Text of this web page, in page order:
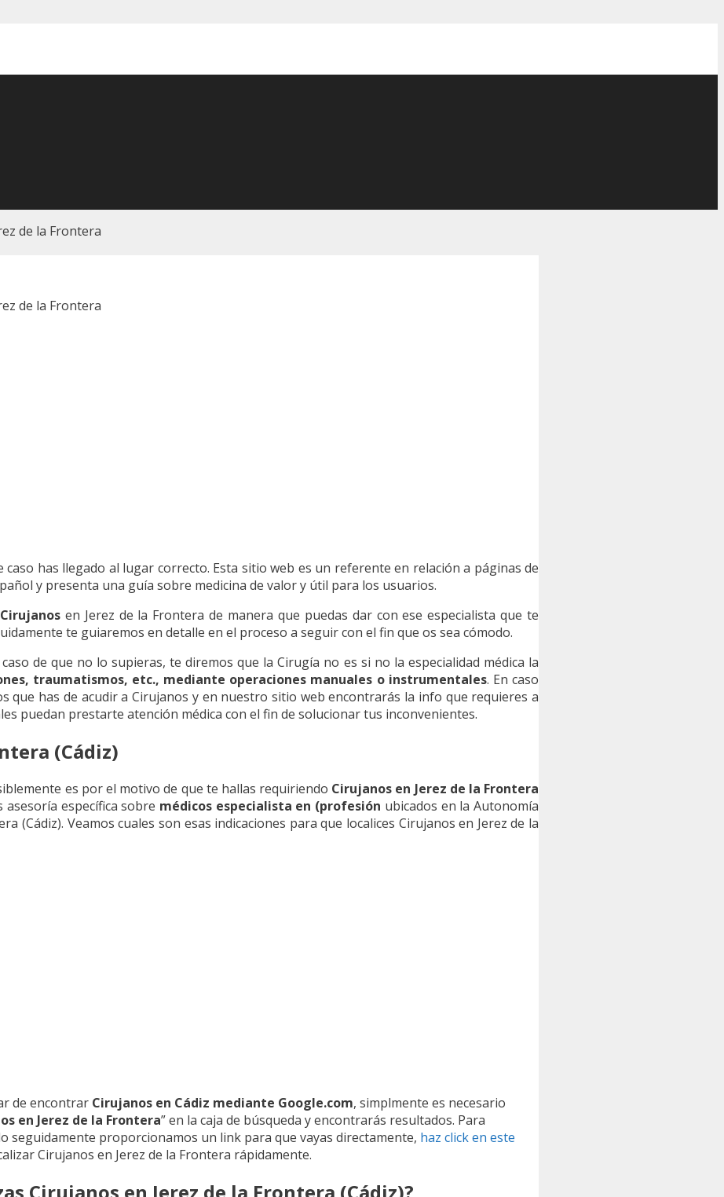
de la Frontera
de la Frontera
caso has llegado al lugar correcto. Esta sitio web es un referente en relación a páginas de
y presenta una guía sobre medicina de valor y útil para los usuarios.
en Jerez de la Frontera de manera que puedas dar con ese especialista que te
te guiaremos en detalle en el proceso a seguir con el fin que os sea cómodo.
caso de que no lo supieras, te diremos que la Cirugía no es si no la especialidad médica la
traumatismos, etc., mediante operaciones manuales o instrumentales. En caso
que has de acudir a Cirujanos y en nuestro sitio web encontrarás la info que requieres a
puedan prestarte atención médica con el fin de solucionar tus inconvenientes.
(Cádiz)
es por el motivo de que te hallas requiriendo Cirujanos en Jerez de la Frontera
específica sobre médicos especialista en (profesión ubicados en la Autonomía
(Cádiz). Veamos cuales son esas indicaciones para que localices Cirujanos en Jerez de la
de encontrar Cirujanos en Cádiz mediante Google.com, simplmente es necesario
en Jerez de la Frontera” en la caja de búsqueda y encontrarás resultados. Para
seguidamente proporcionamos un link para que vayas directamente, haz click en este
Cirujanos en Jerez de la Frontera rápidamente.
Cirujanos en Jerez de la Frontera (Cádiz)?